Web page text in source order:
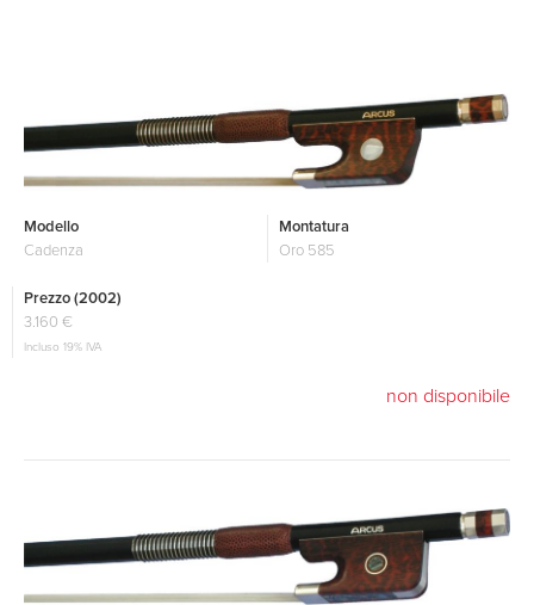
Modello
Cadenza
Montatura
Oro 585
Prezzo (2002)
3.160 €
Incluso 19% IVA
non disponibile